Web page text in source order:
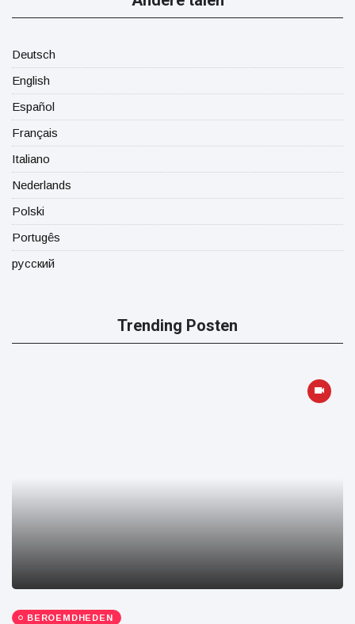
Deutsch
English
Español
Français
Italiano
Nederlands
Polski
Portugês
русский
Trending Posten
BEROEMDHEDEN